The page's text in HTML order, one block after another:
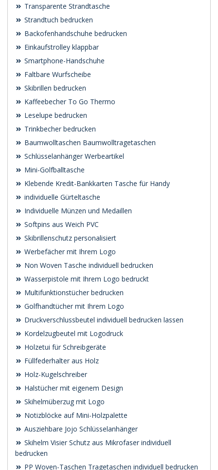
Transparente Strandtasche
Strandtuch bedrucken
Backofenhandschuhe bedrucken
Einkaufstrolley klappbar
Smartphone-Handschuhe
Faltbare Wurfscheibe
Skibrillen bedrucken
Kaffeebecher To Go Thermo
Leselupe bedrucken
Trinkbecher bedrucken
Baumwolltaschen Baumwolltragetaschen
Schlüsselanhänger Werbeartikel
Mini-Golfballtasche
Klebende Kredit-Bankkarten Tasche für Handy
individuelle Gürteltasche
Individuelle Münzen und Medaillen
Softpins aus Weich PVC
Skibrillenschutz personalisiert
Werbefächer mit Ihrem Logo
Non Woven Tasche individuell bedrucken
Wasserpistole mit Ihrem Logo bedruckt
Multifunktionstücher bedrucken
Golfhandtücher mit Ihrem Logo
Druckverschlussbeutel individuell bedrucken lassen
Kordelzugbeutel mit Logodruck
Holzetui für Schreibgeräte
Füllfederhalter aus Holz
Holz-Kugelschreiber
Halstücher mit eigenem Design
Skihelmüberzug mit Logo
Notizblöcke auf Mini-Holzpalette
Ausziehbare Jojo Schlüsselanhänger
Skihelm Visier Schutz aus Mikrofaser individuell
bedrucken
PP Woven-Taschen Tragetaschen individuell bedrucken